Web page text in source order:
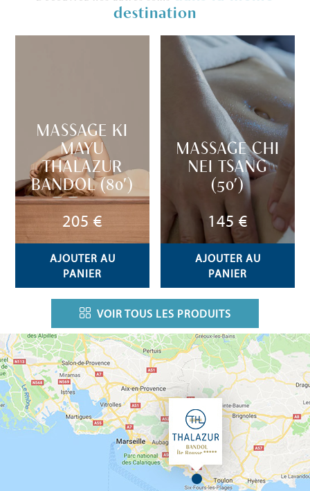
destination
MASSAGE KI
MAYU
THALAZUR
BANDOL (80’)
205 €
AJOUTER AU
PANIER
MASSAGE CHI
NEI TSANG
(50’)
145 €
AJOUTER AU
PANIER
VOIR TOUS LES PRODUITS